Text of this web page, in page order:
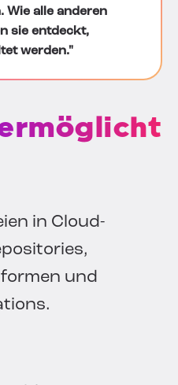
Wie alle anderen
sie entdeckt,
werden."
in Cloud-
und